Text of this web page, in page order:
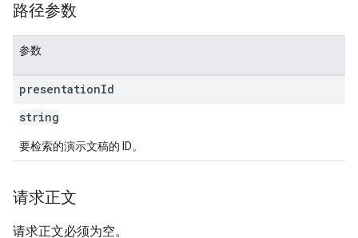
路径参数
参数
presentationId
string
要检索的演示文稿的 ID。
请求正文
请求正文必须为空。